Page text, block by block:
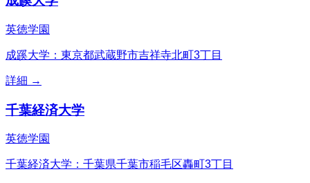
英徳学園
成蹊大学：東京都武蔵野市吉祥寺北町3丁目
詳細 →
千葉経済大学
英徳学園
千葉経済大学：千葉県千葉市稲毛区轟町3丁目